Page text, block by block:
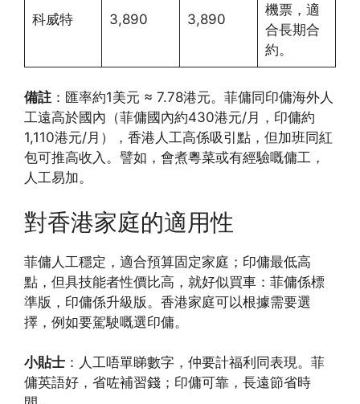
科威特 3,890 3,890
機票，適
合長期合
約。
備註 ：匯率約1美元 ≈ 7.78港元。菲傭同印傭海外人
工遠高於國內（菲傭國內約430港元/月，印傭約
1,110港元/月），香港人工高係吸引點，但加班同紅
包可推高收入。譬如，會煮粵菜或有經驗嘅傭工，
人工易加。
對香港家庭的適用性
菲傭人工穩定，適合預算固定家庭；印傭最低高
點，但具技能者性價比高，就好似買車：菲傭係標
準版，印傭係升級版。香港家庭可以根據需要選
擇，例如要駕駛嘅選印傭。
小貼士 ：人工唔單睇數字，仲要計福利同表現。菲
傭英語好，省咗補習錢；印傭可靠，長遠節省時